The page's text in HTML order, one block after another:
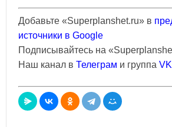
Добавьте «Superplanshet.ru» в
источники в Google
Подписывайтесь на
Наш канал в Телеграм и группа VK